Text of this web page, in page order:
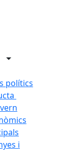
polítics
i